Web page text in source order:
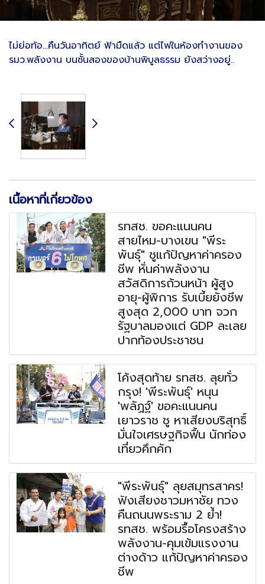
ไม่ย่อท้อ...คืนวันอาทิตย์ ฟ้ามืดแล้ว แต่ไฟในห้องทำงานของ
รมว.พลังงาน บนชั้นสองของบ้านพิบูลธรรม ยังสว่างอยู่..
เนื้อหาที่เกี่ยวข้อง
รทสช. ขอคะแนนคน
สายไหม-บางเขน "พีระ
พันธุ์" ชูแก้ปัญหาค่าครอง
ชีพ หั่นค่าพลังงาน
สวัสดิการถ้วนหน้า ผู้สูง
อายุ-ผู้พิการ รับเบี้ยยังชีพ
สูงสุด 2,000 บาท จวก
รัฐบาลมองแต่ GDP ละเลย
ปากท้องประชาชน
โค้งสุดท้าย รทสช. ลุยทั่ว
กรุง! 'พีระพันธุ์' หนุน
'พลัฏฐ์' ขอคะแนนคน
เยาวราช ชู หาเสียงบริสุทธิ์
มั่นใจเศรษฐกิจฟื้น นักท่อง
เที่ยวคึกคัก
"พีระพันธุ์" ลุยสมุทรสาคร!
ฟังเสียงชาวมหาชัย ทวง
คืนถนนพระราม 2 ย้ำ!
รทสช. พร้อมรื้อโครงสร้าง
พลังงาน-คุมเข้มแรงงาน
ต่างด้าว แก้ปัญหาค่าครอง
ชีพ